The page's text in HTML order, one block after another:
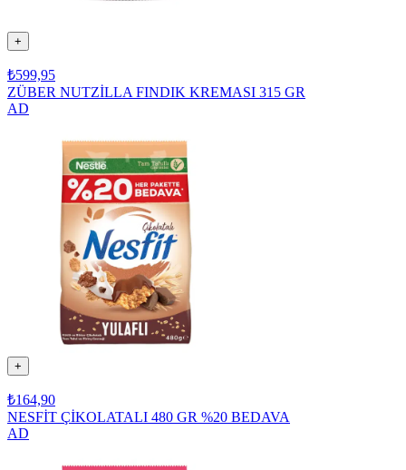
+
₺599,95
ZÜBER NUTZİLLA FINDIK KREMASI 315 GR
AD
+
₺164,90
NESFİT ÇİKOLATALI 480 GR %20 BEDAVA
AD